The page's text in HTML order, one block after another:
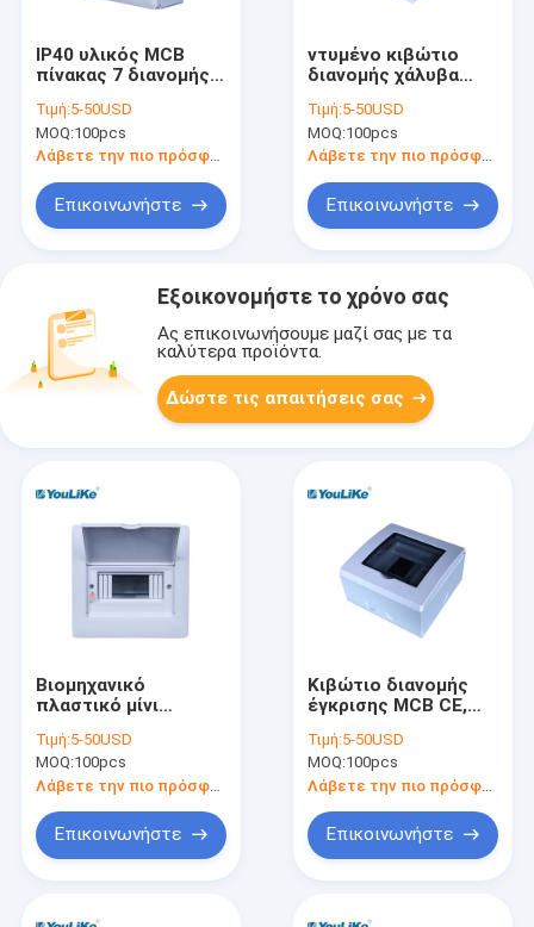
IP40 υλικός MCB
πίνακας 7 διανομής
κιβωτίων τρόπων
TPN MCB που
τοποθετείται
Τιμή:5-50USD
MOQ:100pcs
Λάβετε την πιο πρόσφατη τιμή
Επικοινωνήστε
ντυμένο κιβώτιο
διανομής χάλυβα
μικροσκοπικό
κιβώτιο διακοπτών
Τιμή:5-50USD
MOQ:100pcs
Λάβετε την πιο πρόσφατη τιμή
Επικοινωνήστε
Εξοικονομήστε το χρόνο σας
Ας επικοινωνήσουμε μαζί σας με τα
καλύτερα προϊόντα.
Δώστε τις απαιτήσεις σας
Βιομηχανικό
πλαστικό μίνι
πίνακας διανομής 40
τρόπων
Τιμή:5-50USD
MOQ:100pcs
Λάβετε την πιο πρόσφατη τιμή
Επικοινωνήστε
Κιβώτιο διανομής
έγκρισης MCB CE,
κιβωτίων DB
δύναμης με το
διαφανές παράθυρο
Τιμή:5-50USD
MOQ:100pcs
Επικοινωνήστε